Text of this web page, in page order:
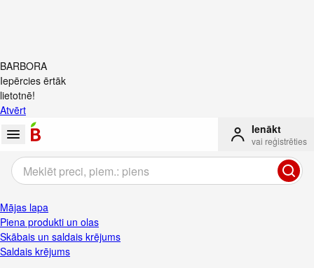
BARBORA
Iepērcies ērtāk
lietotnē!
Atvērt
Ienākt
vai reģistrēties
Mājas lapa
Piena produkti un olas
Skābais un saldais krējums
Saldais krējums